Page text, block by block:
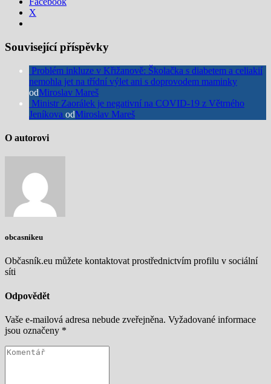
X
Související příspěvky
Problém inkluze v Křižanově: Školačka s diabetem a celiakií
nemohla jet na třídní výlet ani s doprovodem maminky
odMiroslav Mareš
Ministr Zaorálek je negativní na COVID-19 z Větrného
Jeníkova odMiroslav Mareš
O autorovi
obcasnikeu
Občasník.eu můžete kontaktovat prostřednictvím profilu v sociální
síti
Odpovědět
Vaše e-mailová adresa nebude zveřejněna. Vyžadované informace
jsou označeny *